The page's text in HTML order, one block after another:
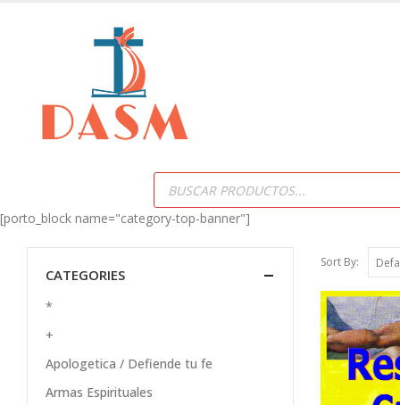
Products
search
[porto_block name="category-top-banner"]
Sort By:
CATEGORIES
*
+
Apologetica / Defiende tu fe
Armas Espirituales